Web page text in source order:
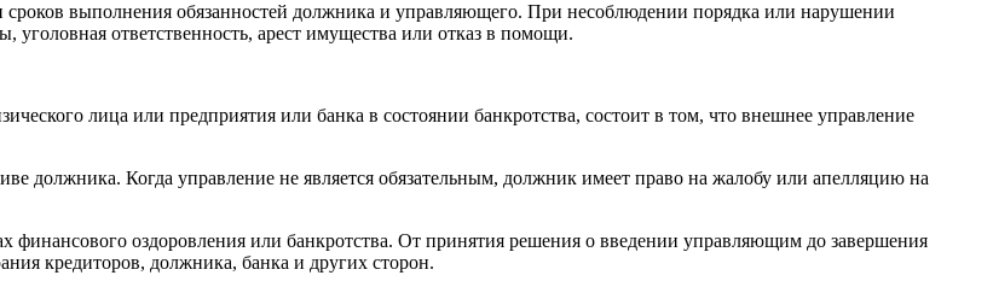
сроков выполнения обязанностей должника и управляющего. При несоблюдении порядка или нарушении
уголовная ответственность, арест имущества или отказ в помощи.
лица или предприятия или банка в состоянии банкротства, состоит в том, что внешнее управление
должника. Когда управление не является обязательным, должник имеет право на жалобу или апелляцию на
финансового оздоровления или банкротства. От принятия решения о введении управляющим до завершения
кредиторов, должника, банка и других сторон.